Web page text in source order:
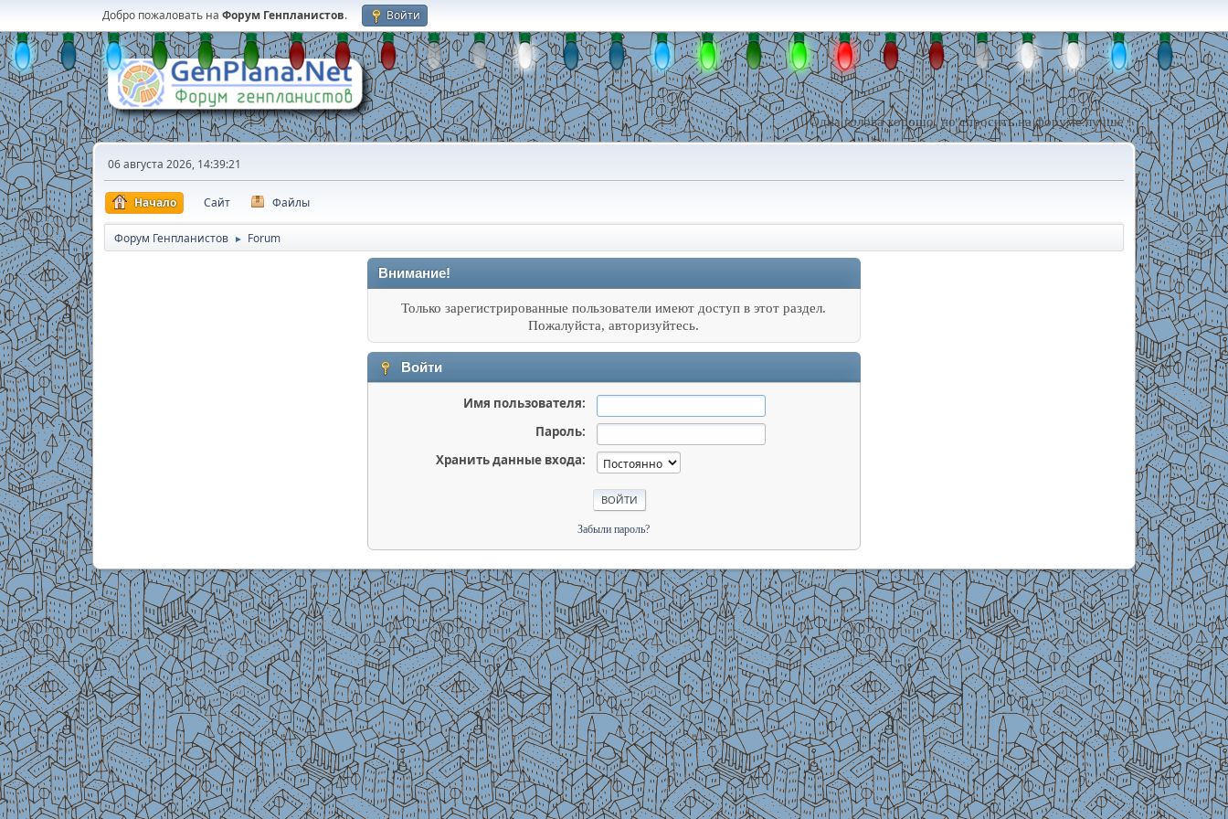
Добро пожаловать на Форум Генпланистов. Войти
Одна голова хорошо, но спросить на форуме лучше !
06 августа 2026, 14:39:21
Начало Сайт Файлы
Форум Генпланистов ► Forum
Внимание!
Только зарегистрированные пользователи имеют доступ в этот раздел.
Пожалуйста, авторизуйтесь.
Войти
Имя пользователя:
Пароль:
Хранить данные входа:
Забыли пароль?